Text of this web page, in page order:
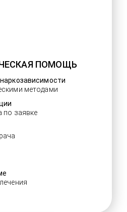
ПОМОЩЬ
методами
по заявке